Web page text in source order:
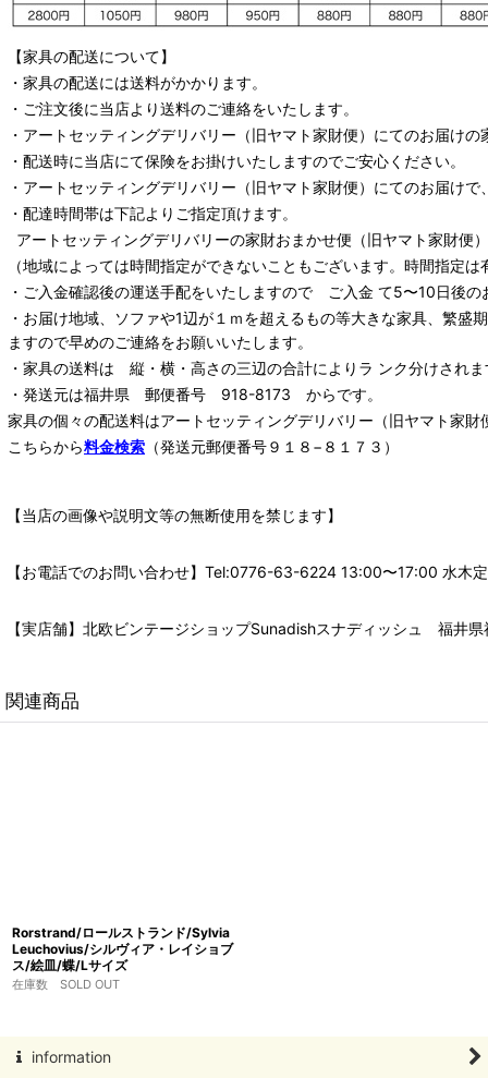
【家具の配送について】
・家具の配送には送料がかかります。
・ご注文後に当店より送料のご連絡をいたします。
・ アートセッティングデリバリー （旧ヤマト家財便） にてのお届けの
・配送時に当店にて保険をお掛けいたしますのでご安心ください。
・ アートセッティングデリバリー （旧ヤマト家財便） にてのお届けで
・配達時間帯は下記よりご指定頂けます。
アートセッティングデリバリーの家財おまかせ便 （旧ヤマト家財便
（地域によっては時間指定ができないこともございます。時間指定
・ご入金確認後の運送手配をいたしますので ご入金 て5〜10日後の
・お届け地域、ソファや1辺が１ｍを超えるもの等大きな家具、繁
ますので早めのご連絡をお願いいたします。
・家具の送料は 縦・横・高さの三辺の合計によりラ ンク分けされま
・発送元は福井県 郵便番号 918-8173 からです。
家具の個々の配送料はアートセッティングデリバリー （旧ヤマト家財
こちらから料金検索 （発送元郵便番号９１８−８１７３）
【当店の画像や説明文等の無断使用を禁じます】
【お電話でのお問い合わせ】Tel:0776-63-6224 13:00〜17:00 水木
【実店舗】北欧ビンテージショップSunadishスナディッシュ 福井
関連商品
Rorstrand/ロールストランド/Sylvia
Leuchovius/シルヴィア・レイショブ
ス/絵皿/蝶/Lサイズ
在庫数 SOLD OUT
information